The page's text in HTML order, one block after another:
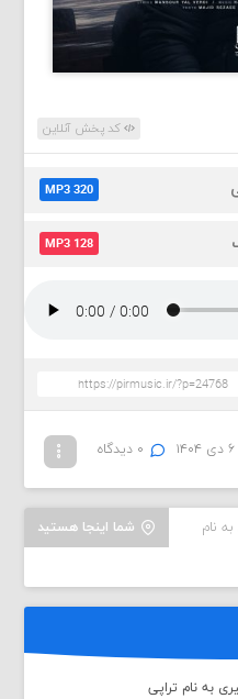
کد پخش آنلاین
MP3 320
MP3 128
۶ دی ۱۴۰۴ ۰ دیدگاه
شما اینجا هستید نام
به نام تراپی